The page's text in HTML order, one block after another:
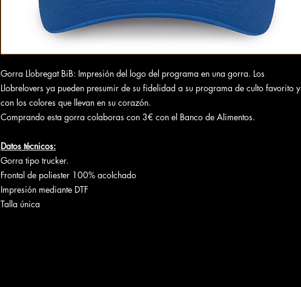
Gorra Llobregat BiB: Impresión del logo del programa en una gorra. Los
Llobrelovers ya pueden presumir de su fidelidad a su programa de culto favorito y
con los colores que llevan en su corazón.
Comprando esta gorra colaboras con 3€ con el Banco de Alimentos.
Datos técnicos:
Gorra tipo trucker.
Frontal de poliester 100% acolchado
Impresión mediante DTF
Talla única